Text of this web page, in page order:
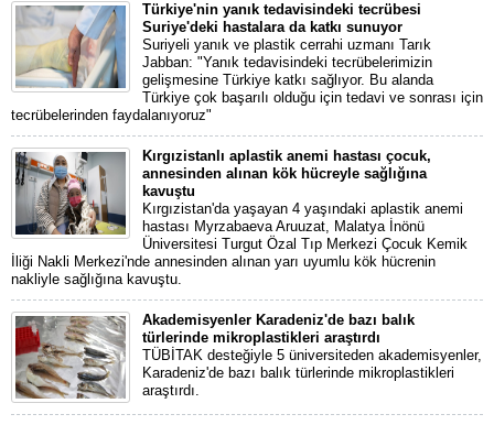
Türkiye'nin yanık tedavisindeki tecrübesi
Suriye'deki hastalara da katkı sunuyor
Suriyeli yanık ve plastik cerrahi uzmanı Tarık
Jabban: "Yanık tedavisindeki tecrübelerimizin
gelişmesine Türkiye katkı sağlıyor. Bu alanda
Türkiye çok başarılı olduğu için tedavi ve sonrası için
tecrübelerinden faydalanıyoruz"
Kırgızistanlı aplastik anemi hastası çocuk,
annesinden alınan kök hücreyle sağlığına
kavuştu
Kırgızistan'da yaşayan 4 yaşındaki aplastik anemi
hastası Myrzabaeva Aruuzat, Malatya İnönü
Üniversitesi Turgut Özal Tıp Merkezi Çocuk Kemik
İliği Nakli Merkezi'nde annesinden alınan yarı uyumlu kök hücrenin
nakliyle sağlığına kavuştu.
Akademisyenler Karadeniz'de bazı balık
türlerinde mikroplastikleri araştırdı
TÜBİTAK desteğiyle 5 üniversiteden akademisyenler,
Karadeniz'de bazı balık türlerinde mikroplastikleri
araştırdı.